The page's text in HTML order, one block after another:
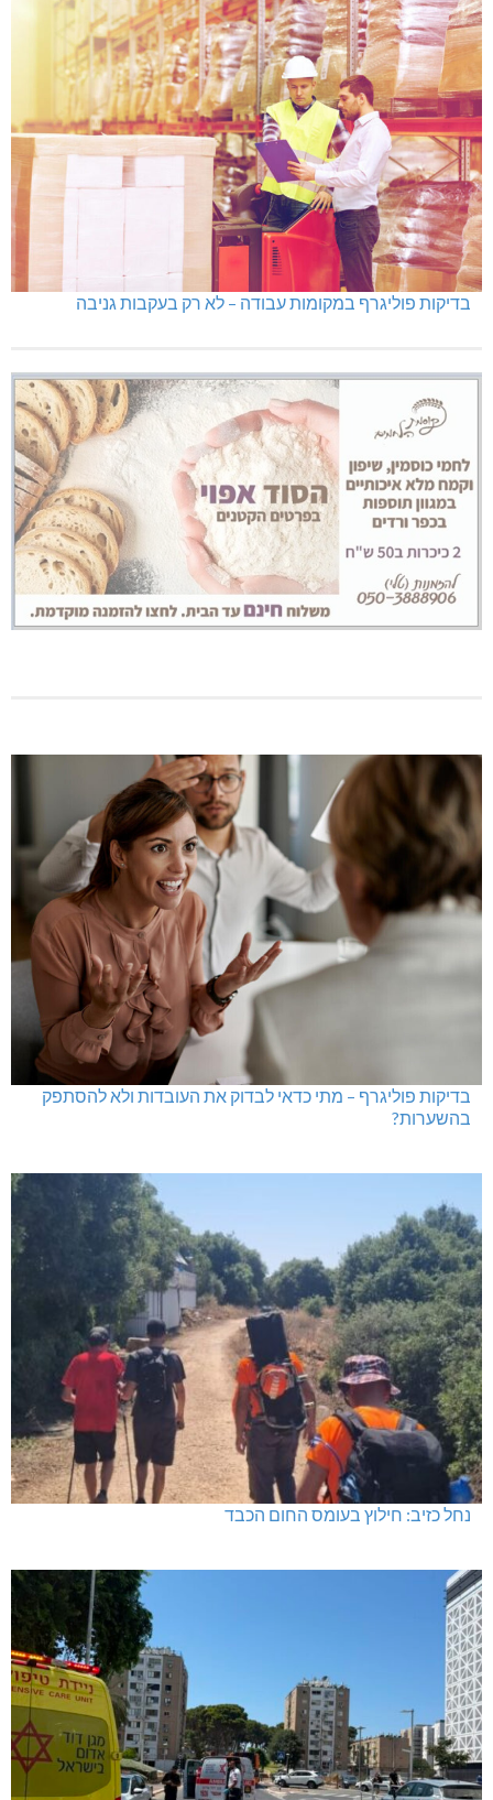
בדיקות פוליגרף במקומות עבודה – לא רק בעקבות גניבה
בדיקות פוליגרף – מתי כדאי לבדוק את העובדות ולא להסתפק
בהשערות?
נחל כזיב: חילוץ בעומס החום הכבד